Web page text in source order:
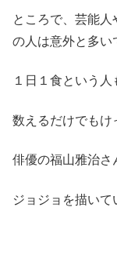
ところで、芸能
の人は意外と多い
１日１食という人
数えるだけでもけ
俳優の福山雅治さ
ジョジョを描いて